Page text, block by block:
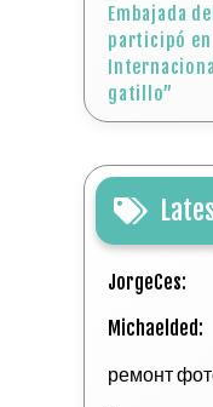
Embajada
participó en
gatillo”
JorgeCes:
Michaelded:
ремонт